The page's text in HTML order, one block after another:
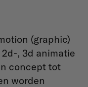
(graphic)
, 3d animatie
concept tot
worden